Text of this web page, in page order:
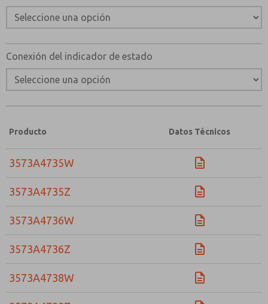
Conexión del indicador de estado
Producto Datos Técnicos
3573A4735W
3573A4735Z
3573A4736W
3573A4736Z
3573A4738W